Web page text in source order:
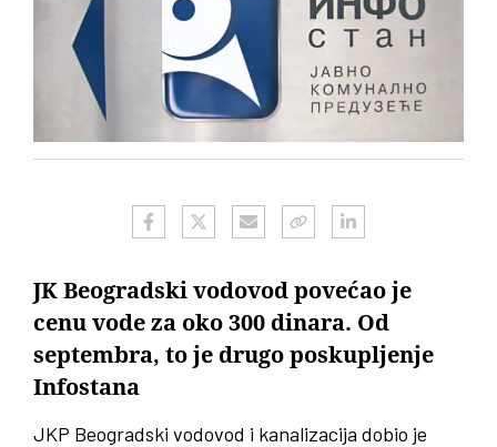
JK Beogradski vodovod povećao je
cenu vode za oko 300 dinara. Od
septembra, to je drugo poskupljenje
Infostana
JKP Beogradski vodovod i kanalizacija dobio je